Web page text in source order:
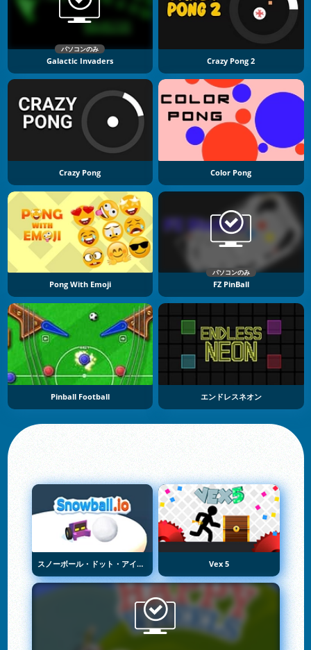
パソコンのみ
Galactic Invaders Crazy Pong 2
Crazy Pong Color Pong
Pong With Emoji
パソコンのみ
FZ PinBall
Pinball Football エンドレスネオン
スノーボール・ドット・アイオー Vex 5